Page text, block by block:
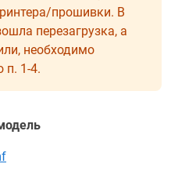
прошивки. В
перезагрузка, а
необходимо
п. 1-4.